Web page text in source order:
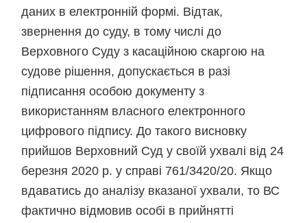
даних в електронній формі. Відтак,
звернення до суду, в тому числі до
Верховного Суду з касаційною скаргою на
судове рішення, допускається в разі
підписання особою документу з
використанням власного електронного
цифрового підпису. До такого висновку
прийшов Верховний Суд у своїй ухвалі від 24
березня 2020 р. у справі 761/3420/20. Якщо
вдаватись до аналізу вказаної ухвали, то ВС
фактично відмовив особі в прийнятті